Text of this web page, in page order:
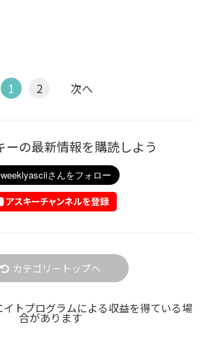
1 2 次へ
ーの最新情報を購読しよう
カテゴリートップへ
トプログラムによる収益を得ている場
合があります